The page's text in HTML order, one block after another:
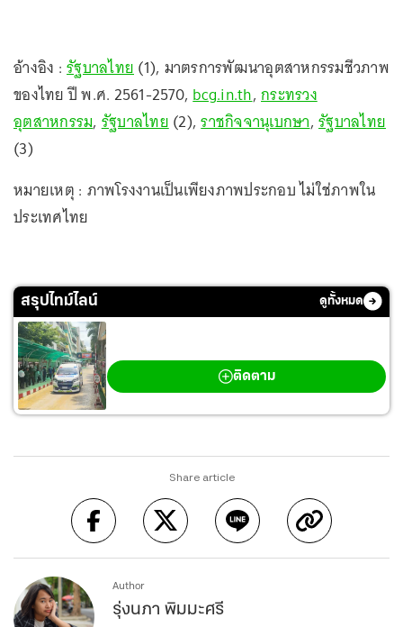
อ้างอิง : รัฐบาลไทย(1), มาตรการพัฒนาอุตสาหกรรมชีวภาพ
ของไทย ปี พ.ศ. 2561-2570,bcg.in.th, กระทรวง
อุตสาหกรรม,รัฐบาลไทย(2),ราชกิจจานุเบกษา, รัฐบาลไทย
(3)
หมายเหตุ : ภาพโรงงานเป็นเพียงภาพประกอบ ไม่ใช่ภาพใน
ประเทศไทย
สรุปไทม์ไลน์ ดูทั้งหมด
ติดตาม
Share article
Author
รุ่งนภา พิมมะศรี